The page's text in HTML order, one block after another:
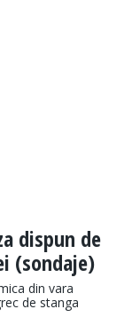
dispun de
(sondaje)
din vara
de stanga